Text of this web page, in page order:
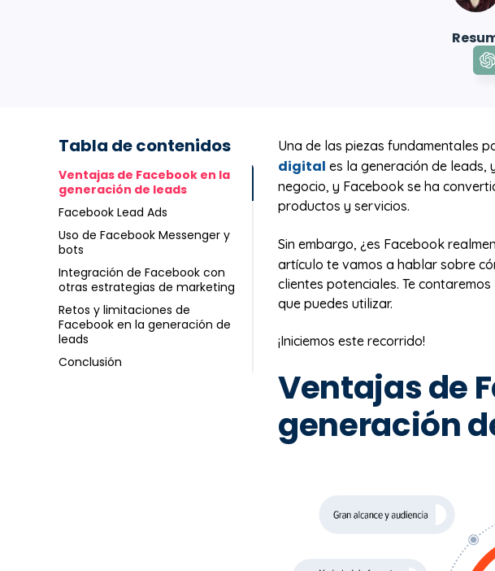
Tabla de contenidos
Ventajas de Facebook en la
generación de leads
Facebook Lead Ads
Uso de Facebook Messenger y
bots
Integración de Facebook con
otras estrategias de marketing
Retos y limitaciones de
Facebook en la generación de
leads
Conclusión
Una de las piezas fundamentales
digital es la generación de leads,
negocio, y Facebook se ha
productos y servicios.
Sin embargo, ¿es Facebook
artículo te vamos a hablar sobre
clientes potenciales. Te
que puedes utilizar.
¡Iniciemos este recorrido!
Ventajas de
generación